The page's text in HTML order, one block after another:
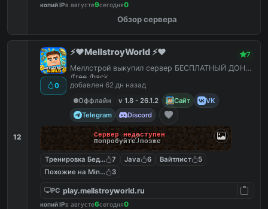
копий IPв августе9сегодня0
Обзор сервера
12
0
⚡️❤️MellstroyWorld ⚡️❤️ 7
Меллстрой выкупил сервер БЕСПЛАТНЫЙ ДОНАТ
/free /hack
добавлен 62 дн назад
Оффлайн
v 1.8 - 26.1.2 Сайт
VK
Telegram
Discord
Сервер недоступен
Попробуйте позже
Тренировка Бед Варс
7 Java 6 Вайтлист
5
Похожие на MineShield
3
PC play.mellstroyworld.ru
копий IPв августе6сегодня0